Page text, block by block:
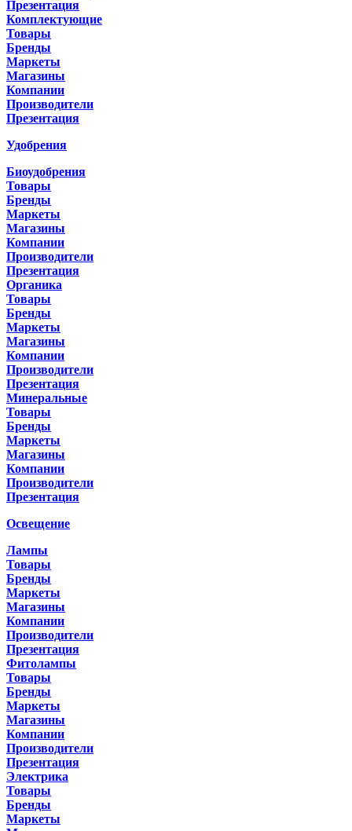
Презентация
Комплектующие
Товары
Бренды
Маркеты
Магазины
Компании
Производители
Презентация
Удобрения
Биоудобрения
Товары
Бренды
Маркеты
Магазины
Компании
Производители
Презентация
Органика
Товары
Бренды
Маркеты
Магазины
Компании
Производители
Презентация
Минеральные
Товары
Бренды
Маркеты
Магазины
Компании
Производители
Презентация
Освещение
Лампы
Товары
Бренды
Маркеты
Магазины
Компании
Производители
Презентация
Фитолампы
Товары
Бренды
Маркеты
Магазины
Компании
Производители
Презентация
Электрика
Товары
Бренды
Маркеты